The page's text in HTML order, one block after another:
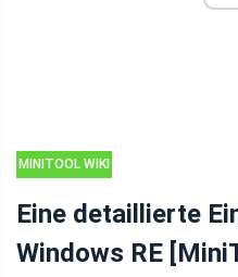
MINITOOL WIKI
Eine detaillierte
Windows RE